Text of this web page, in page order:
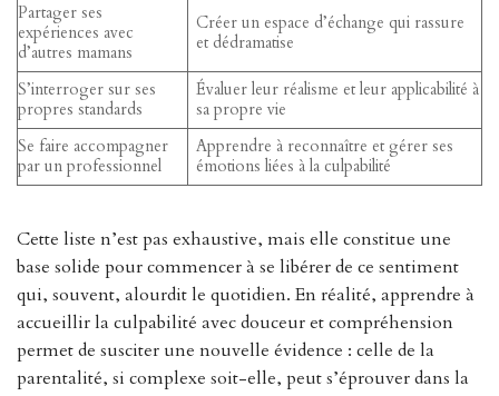
Partager ses
expériences avec
d’autres mamans
Créer un espace d’échange qui rassure
et dédramatise
S’interroger sur ses
propres standards
Évaluer leur réalisme et leur applicabilité à
sa propre vie
Se faire accompagner
par un professionnel
Apprendre à reconnaître et gérer ses
émotions liées à la culpabilité
Cette liste n’est pas exhaustive, mais elle constitue une
base solide pour commencer à se libérer de ce sentiment
qui, souvent, alourdit le quotidien. En réalité, apprendre à
accueillir la culpabilité avec douceur et compréhension
permet de susciter une nouvelle évidence : celle de la
parentalité, si complexe soit-elle, peut s’éprouver dans la